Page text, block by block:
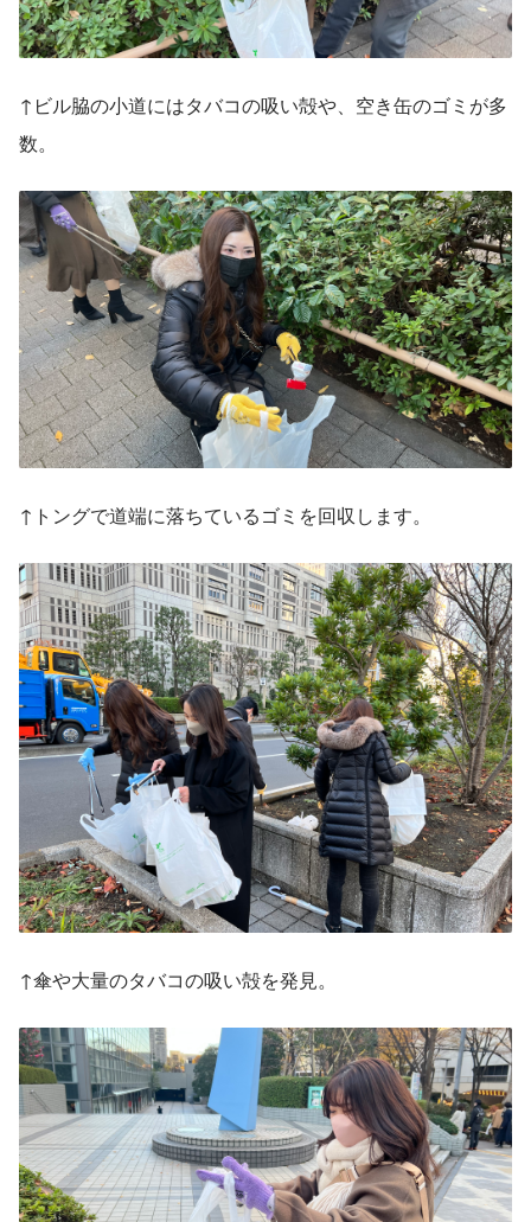
↑ビル脇の小道にはタバコの吸い殻や、空き缶のゴミが多
数。
↑トングで道端に落ちているゴミを回収します。
↑傘や大量のタバコの吸い殻を発見。